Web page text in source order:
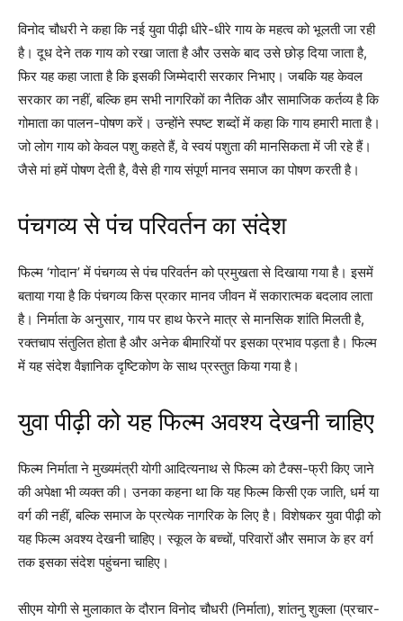
विनोद चौधरी ने कहा कि नई युवा पीढ़ी धीरे-धीरे गाय के महत्व को भूलती जा रही
है। दूध देने तक गाय को रखा जाता है और उसके बाद उसे छोड़ दिया जाता है,
फिर यह कहा जाता है कि इसकी जिम्मेदारी सरकार निभाए। जबकि यह केवल
सरकार का नहीं, बल्कि हम सभी नागरिकों का नैतिक और सामाजिक कर्तव्य है कि
गोमाता का पालन-पोषण करें। उन्होंने स्पष्ट शब्दों में कहा कि गाय हमारी माता है।
जो लोग गाय को केवल पशु कहते हैं, वे स्वयं पशुता की मानसिकता में जी रहे हैं।
जैसे मां हमें पोषण देती है, वैसे ही गाय संपूर्ण मानव समाज का पोषण करती है।
पंचगव्य से पंच परिवर्तन का संदेश
फिल्म ‘गोदान’ में पंचगव्य से पंच परिवर्तन को प्रमुखता से दिखाया गया है। इसमें
बताया गया है कि पंचगव्य किस प्रकार मानव जीवन में सकारात्मक बदलाव लाता
है। निर्माता के अनुसार, गाय पर हाथ फेरने मात्र से मानसिक शांति मिलती है,
रक्तचाप संतुलित होता है और अनेक बीमारियों पर इसका प्रभाव पड़ता है। फिल्म
में यह संदेश वैज्ञानिक दृष्टिकोण के साथ प्रस्तुत किया गया है।
युवा पीढ़ी को यह फिल्म अवश्य देखनी चाहिए
फिल्म निर्माता ने मुख्यमंत्री योगी आदित्यनाथ से फिल्म को टैक्स-फ्री किए जाने
की अपेक्षा भी व्यक्त की। उनका कहना था कि यह फिल्म किसी एक जाति, धर्म या
वर्ग की नहीं, बल्कि समाज के प्रत्येक नागरिक के लिए है। विशेषकर युवा पीढ़ी को
यह फिल्म अवश्य देखनी चाहिए। स्कूल के बच्चों, परिवारों और समाज के हर वर्ग
तक इसका संदेश पहुंचना चाहिए।
सीएम योगी से मुलाकात के दौरान विनोद चौधरी (निर्माता), शांतनु शुक्ला (प्रचार-